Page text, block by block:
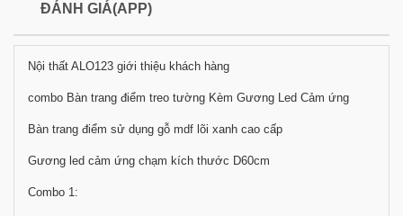
ĐÁNH GIÁ(APP)
Nội thất ALO123 giới thiệu khách hàng
combo Bàn trang điểm treo tường Kèm Gương Led Cảm ứng
Bàn trang điểm sử dụng gỗ mdf lõi xanh cao cấp
Gương led cảm ứng chạm kích thước D60cm
Combo 1: